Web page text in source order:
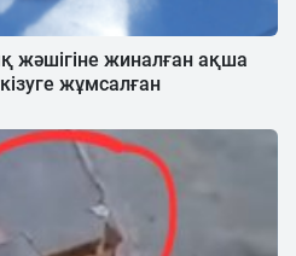
жиналған ақша
жұмсалған